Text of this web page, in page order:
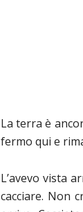
La terra è
fermo qui e
L’avevo vista
cacciare. Non